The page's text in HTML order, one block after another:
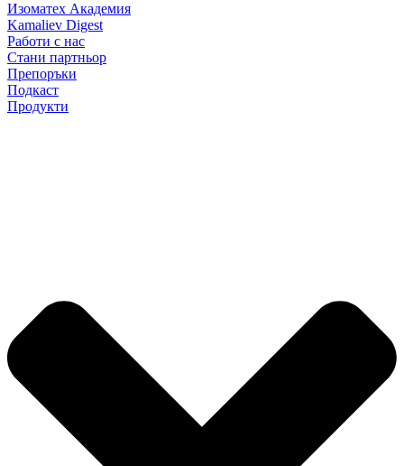
Изоматех Академия
Kamaliev Digest
Работи с нас
Стани партньор
Препоръки
Подкаст
Продукти